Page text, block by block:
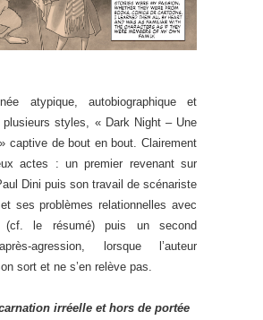
atypique, autobiographique et
plusieurs styles, « Dark Night – Une
captive de bout en bout. Clairement
actes : un premier revenant sur
Dini puis son travail de scénariste
ses problèmes relationnelles avec
(cf. le résumé) puis un second
agression, lorsque l’auteur
sort et ne s’en relève pas.
irréelle et hors de portée